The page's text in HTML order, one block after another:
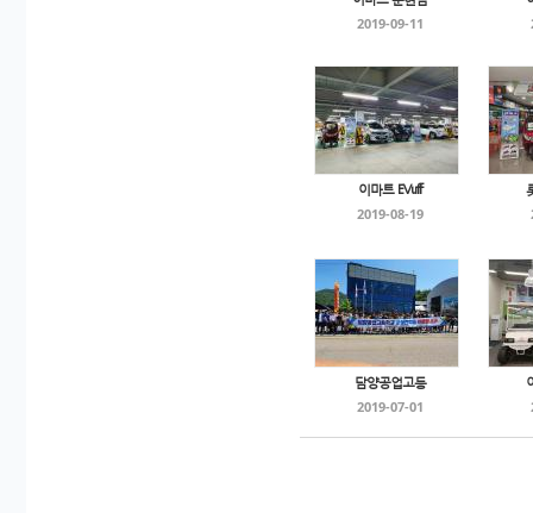
2019-09-11
이마트 EVuff
2019-08-19
담양공업고등
2019-07-01